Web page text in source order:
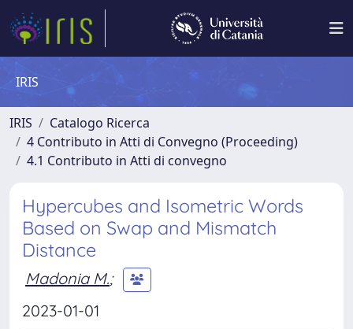
IRIS
IRIS
Catalogo Ricerca
4 Contributo in Atti di Convegno (Proceeding)
4.1 Contributo in Atti di convegno
Hypercubes and Isometric Words
Based on Swap and Mismatch
Distance
Madonia M.;
2023-01-01